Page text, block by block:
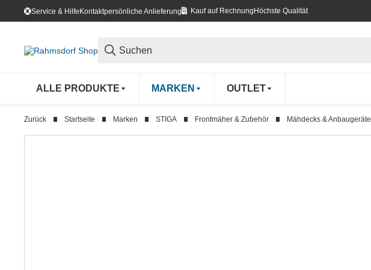
Service & HilfeKontaktpersönliche Anlieferung Kauf auf Rechnung Höchste Qualität
ALLE PRODUKTE MARKEN OUTLET
Zurück Startseite Marken STIGA Frontmäher & Zubehör Mähdecks & Anbaugeräte